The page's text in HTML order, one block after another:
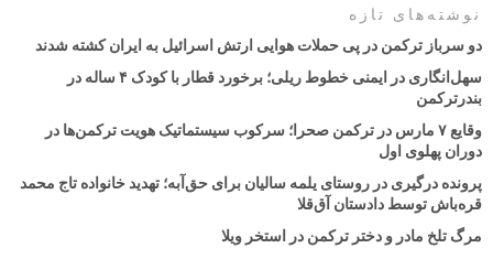
نوشته‌های تازه
دو سرباز ترکمن در پی حملات هوایی ارتش اسرائیل به ایران کشته شدند
سهل‌انگاری در ایمنی خطوط ریلی؛ برخورد قطار با کودک ۴ ساله در
بندرترکمن
وقایع ۷ مارس در ترکمن صحرا؛ سرکوب سیستماتیک هویت ترکمن‌ها در
دوران پهلوی اول
پرونده درگیری در روستای یلمه سالیان برای حق‌آبه؛ تهدید خانواده تاج محمد
قره‌باش توسط دادستان آق‌قلا
مرگ تلخ مادر و دختر ترکمن در استخر ویلا